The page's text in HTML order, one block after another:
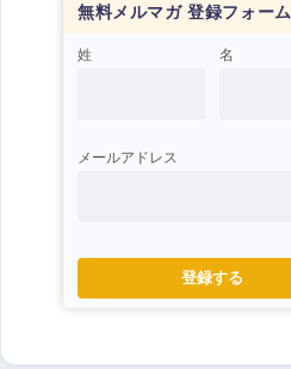
無料メルマガ 登録フォーム
姓 名
メールアドレス
登録する